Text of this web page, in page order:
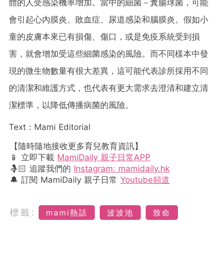
體的人受感染機率增加。當中的細菌－糞腸球菌，可能
會引起心內膜炎、敗血症、尿道感染和腦膜炎。假如小
童的皮膚本來已有損傷、傷口，或是免疫系統受到損
害，就會增加受這些細菌感染的風險。而不同樣本中發
現的微生物數量有很大差異，這可能代表診所採用不同
的清潔和維護方式，也代表有更大需求去澄清和建立清
潔標準，以降低傳播病菌的風險。
Text：Mami Editorial
【隨時隨地接收更多育兒教育資訊】
📱 立即下載 MamiDaily 親子日常APP
🤱🏻 追蹤我們的 Instagram: mamidaily.hk
🔔 訂閱 MamiDaily 親子日常 Youtube頻道
標籤: mami熱話 波波池 致命